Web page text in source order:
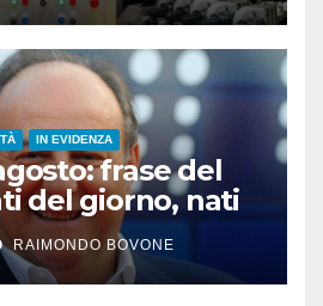
IN EVIDENZA
frase del
del giorno, nati
oggi
RAIMONDO BOVONE